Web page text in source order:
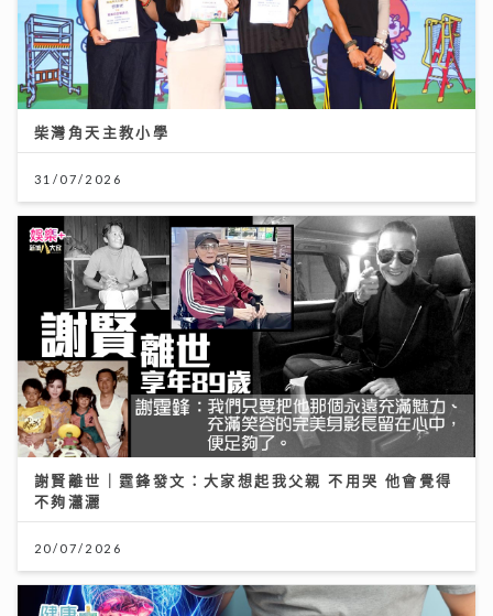
柴灣角天主教小學
31/07/2026
謝賢離世｜霆鋒發文：大家想起我父親 不用哭 他會覺得
不夠瀟灑
20/07/2026